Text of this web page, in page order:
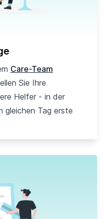
Care-Team
Sie Ihre
Helfer - in der
gleichen Tag erste